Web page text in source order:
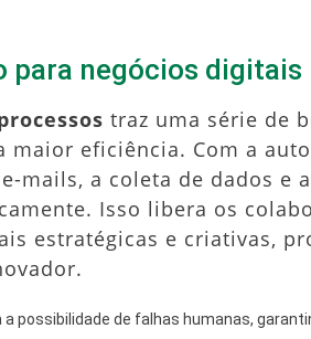
para negócios digitais
traz uma série de
eficiência. Com a
mails, a coleta de dados e
Isso libera os
estratégicas e criativas,
possibilidade de falhas humanas,